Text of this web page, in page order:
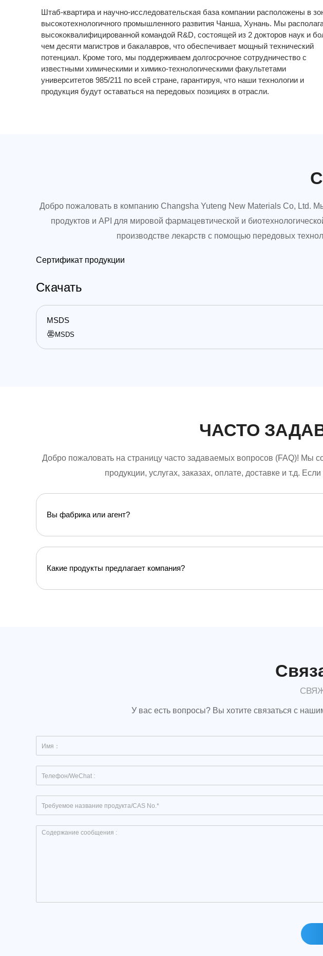
Штаб-квартира и научно-исследовательская база компании расположены в
высокотехнологичного промышленного развития Чанша, Хунань. Мы
высококвалифицированной командой R&D, состоящей из 2 докторов наук и
чем десяти магистров и бакалавров, что обеспечивает мощный технический
потенциал. Кроме того, мы поддерживаем долгосрочное сотрудничество с
известными химическими и химико-технологическими факультетами
университетов 985/211 по всей стране, гарантируя, что наши технологии и
продукция будут оставаться на передовых позициях в отрасли.
Добро пожаловать в компанию Changsha Yuteng New Materials Co, Ltd.
продуктов и API для мировой фармацевтической и
производстве лекарств с помощью передовых
Сертификат продукции
Скачать
MSDS
MSDS
ЧАСТО
Добро пожаловать на страницу часто задаваемых вопросов (FAQ)! Мы
продукции, услугах, заказах, оплате, доставке и т.д.
Вы фабрика или агент?
Какие продукты предлагает компания?
У вас есть вопросы? Вы хотите связаться с